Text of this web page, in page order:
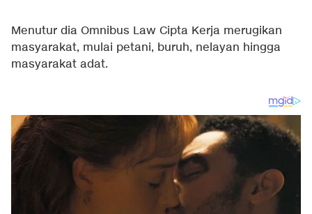
Menutur dia Omnibus Law Cipta Kerja merugikan
masyarakat, mulai petani, buruh, nelayan hingga
masyarakat adat.